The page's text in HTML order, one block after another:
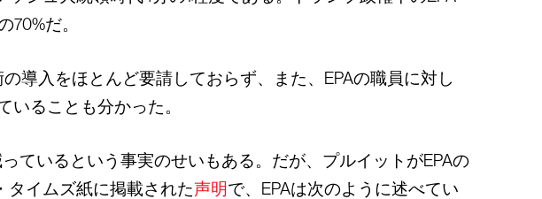
だ。
導入をほとんど要請しておらず、また、EPAの職員に対し
ることも分かった。
ているという事実のせいもある。だが、プルイットがEPAの
タイムズ紙に掲載された声明で、EPAは次のように述べてい